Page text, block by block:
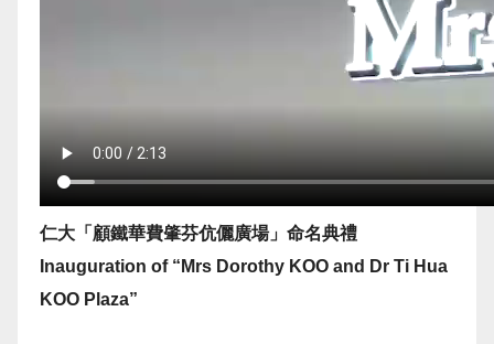
仁大「顧鐵華費肇芬伉儷廣場」命名典禮
Inauguration of “Mrs Dorothy KOO and Dr Ti Hua
KOO Plaza”